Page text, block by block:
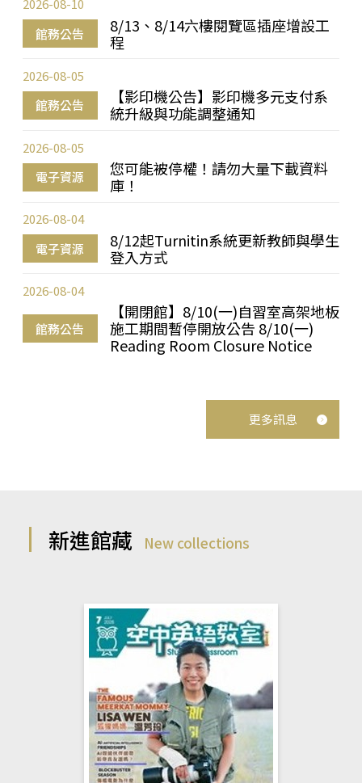
館務公告
8/13、8/14六樓閱覽區插座增設工
程
2026-08-10
館務公告
【影印機公告】影印機多元支付系
統升級與功能調整通知
2026-08-05
電子資源
您可能被停權！請勿大量下載資料
庫！
2026-08-05
電子資源
8/12起Turnitin系統更新教師與學生
登入方式
2026-08-04
館務公告
【開閉館】8/10(一)自習室高架地板
施工期間暫停開放公告 8/10(一)
Reading Room Closure Notice
2026-08-04
更多訊息
新進館藏 New collections